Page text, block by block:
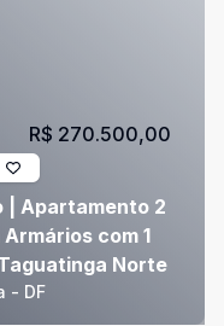
| Apartamento 2
com 1
Norte
- DF
R$ 270.500,00